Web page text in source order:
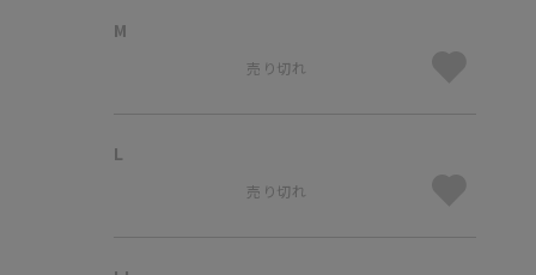
M
売り切れ
L
売り切れ